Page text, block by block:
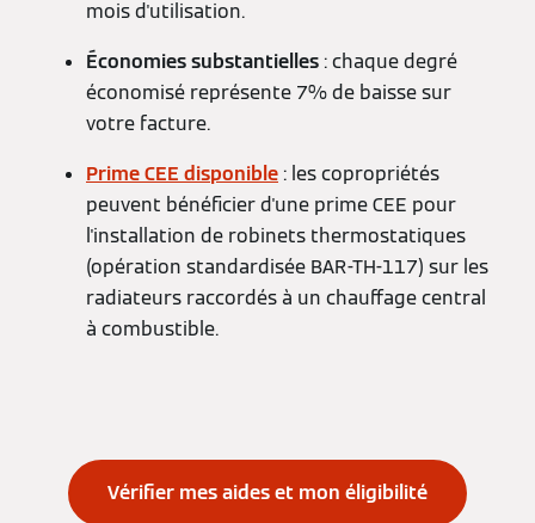
mois d'utilisation.
Économies substantielles : chaque degré
économisé représente 7% de baisse sur
votre facture.
Prime CEE disponible : les copropriétés
peuvent bénéficier d'une prime CEE pour
l'installation de robinets thermostatiques
(opération standardisée BAR-TH-117) sur les
radiateurs raccordés à un chauffage central
à combustible.
Vérifier mes aides et mon éligibilité